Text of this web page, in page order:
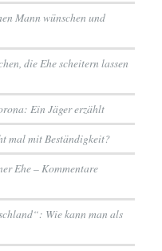
Mann wünschen und
die Ehe scheitern lassen
Ein Jäger erzählt
mal mit Beständigkeit?
Ehe – Kommentare
Wie kann man als